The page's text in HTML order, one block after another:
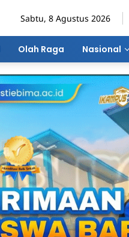
Sabtu, 8 Agustus 2026
Olah Raga Nasional